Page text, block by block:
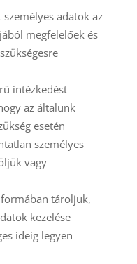
adatok az
megfelelőek és
intézkedést
az általunk
esetén
személyes
vagy
tároljuk,
kezelése
ideig legyen